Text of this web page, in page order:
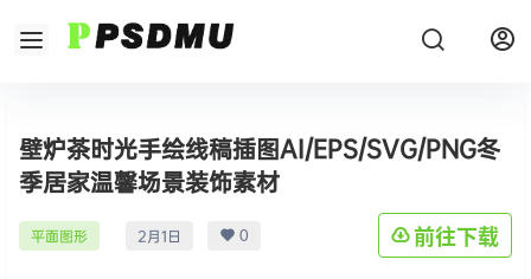
壁炉茶时光手绘线稿插图AI/EPS/SVG/PNG冬
季居家温馨场景装饰素材
平面图形 2月1日 0 前往下载